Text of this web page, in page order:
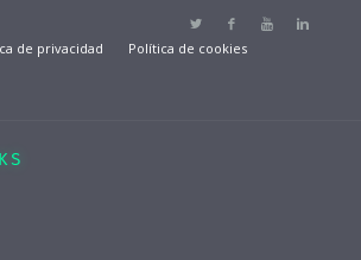
de privacidad Política de cookies